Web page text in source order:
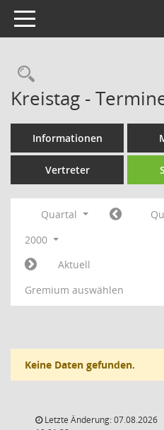
Toggle navigation
Kreistag -
Informationen
Vertreter
Quartal
2000
Aktuell
Gremium auswählen
Keine Daten gefunden.
Letzte Änderung: 07.08.2026